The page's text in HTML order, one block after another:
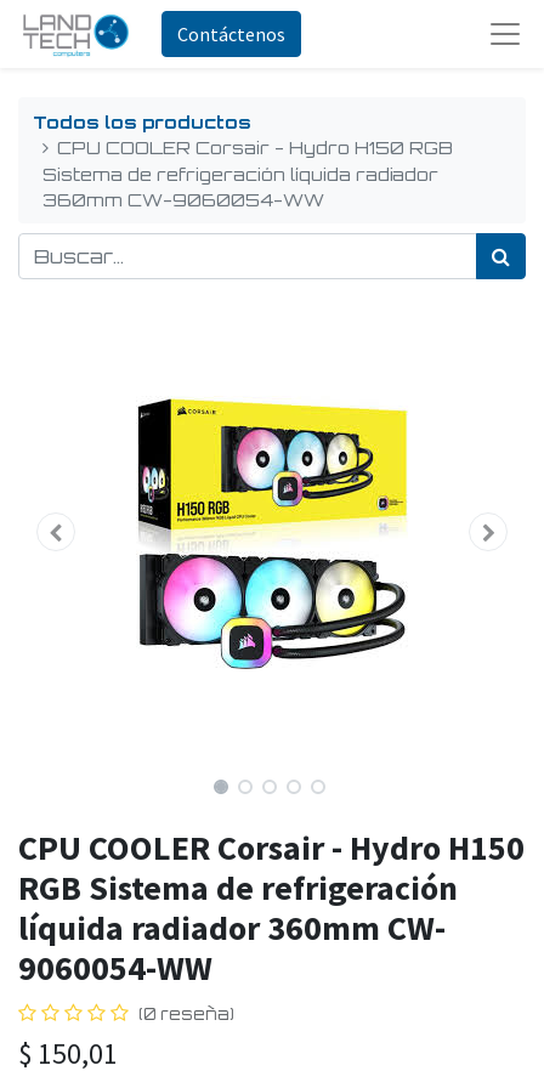
Contáctenos
Todos los productos
CPU COOLER Corsair - Hydro H150 RGB
Sistema de refrigeración líquida radiador
360mm CW-9060054-WW
CPU COOLER Corsair - Hydro H150
RGB Sistema de refrigeración
líquida radiador 360mm CW-
9060054-WW
(0 reseña)
$ 150,01